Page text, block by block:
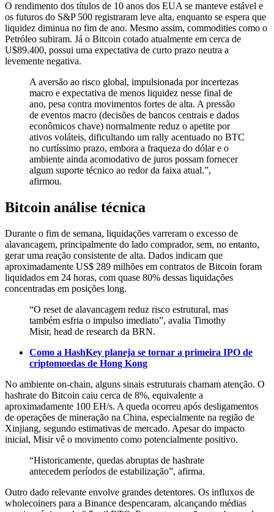
O rendimento dos títulos de 10 anos dos EUA se manteve estável e
os futuros do S&P 500 registraram leve alta, enquanto se espera que
liquidez diminua no fim de ano. Mesmo assim, commodities como o
Petróleo subiram. Já o Bitcoin cotado atualmente em cerca de
U$89.400, possui uma expectativa de curto prazo neutra a
levemente negativa.
A aversão ao risco global, impulsionada por incertezas
macro e expectativa de menos liquidez nesse final de
ano, pesa contra movimentos fortes de alta. A pressão
de eventos macro (decisões de bancos centrais e dados
econômicos chave) normalmente reduz o apetite por
ativos voláteis, dificultando um rally acentuado no BTC
no curtíssimo prazo, embora a fraqueza do dólar e o
ambiente ainda acomodativo de juros possam fornecer
algum suporte técnico ao redor da faixa atual.”,
afirmou.
Bitcoin análise técnica
Durante o fim de semana, liquidações varreram o excesso de
alavancagem, principalmente do lado comprador, sem, no entanto,
gerar uma reação consistente de alta. Dados indicam que
aproximadamente US$ 289 milhões em contratos de Bitcoin foram
liquidados em 24 horas, com quase 80% dessas liquidações
concentradas em posições long.
“O reset de alavancagem reduz risco estrutural, mas
também esfria o impulso imediato”, avalia Timothy
Misir, head de research da BRN.
Como a HashKey planeja se tornar a primeira IPO de
criptomoedas de Hong Kong
No ambiente on-chain, alguns sinais estruturais chamam atenção. O
hashrate do Bitcoin caiu cerca de 8%, equivalente a
aproximadamente 100 EH/s. A queda ocorreu após desligamentos
de operações de mineração na China, especialmente na região de
Xinjiang, segundo estimativas de mercado. Apesar do impacto
inicial, Misir vê o movimento como potencialmente positivo.
“Historicamente, quedas abruptas de hashrate
antecedem períodos de estabilização”, afirma.
Outro dado relevante envolve grandes detentores. Os influxos de
wholecoiners para a Binance despencaram, alcançando médias